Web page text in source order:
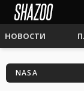
НОВОСТИ
NASA